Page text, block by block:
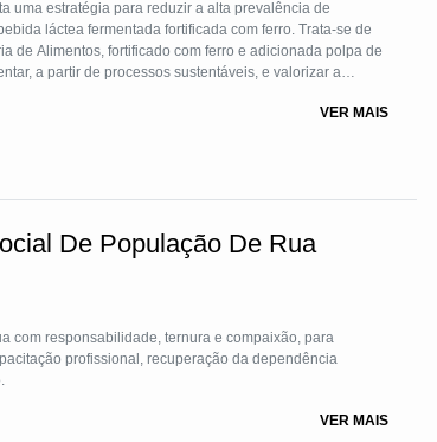
uma estratégia para reduzir a alta prevalência de
láctea fermentada fortificada com ferro. Trata-se de
de Alimentos, fortificado com ferro e adicionada polpa de
a partir de processos sustentáveis, e valorizar a
amigável.
VER MAIS
De População De Rua
com responsabilidade, ternura e compaixão, para
profissional, recuperação da dependência
VER MAIS